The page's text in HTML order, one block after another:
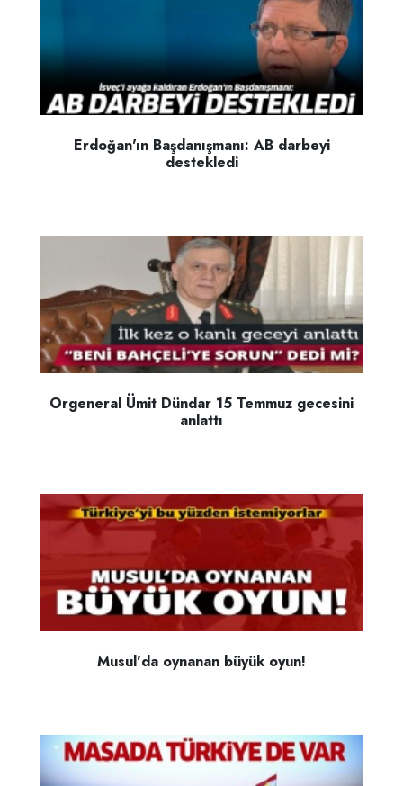
Erdoğan'ın Başdanışmanı: AB darbeyi
destekledi
Orgeneral Ümit Dündar 15 Temmuz gecesini
anlattı
Musul'da oynanan büyük oyun!